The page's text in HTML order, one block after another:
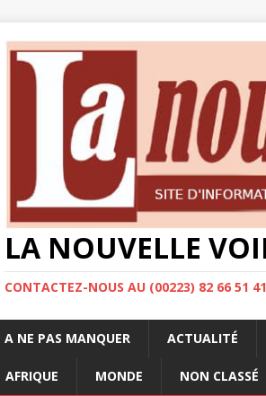
LA NOUVELLE
CONTACTEZ-NOUS AU (00223) 82 66 51 41
A NE PAS MANQUER ACTUALITÉ
AFRIQUE MONDE NON CLASSÉ